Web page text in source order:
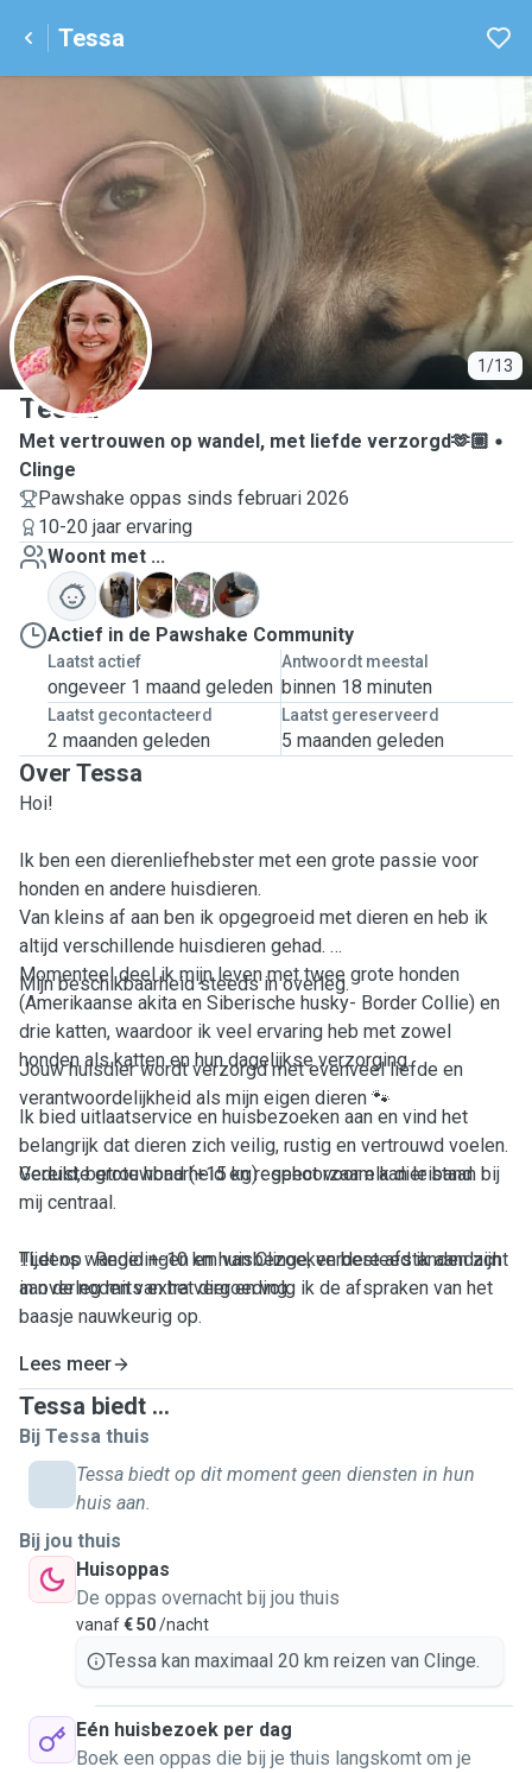
Tessa
1/13
T
Tessa
Met vertrouwen op wandel, met liefde verzorgd🫶🏼
Clinge
Pawshake oppas sinds februari 2026
10-20 jaar ervaring
Woont met ...
O
S Z
Z
Actief in de Pawshake Community
Laatst actief
ongeveer 1 maand geleden
Antwoordt meestal
binnen 18 minuten
Laatst gecontacteerd
2 maanden geleden
Laatst gereserveerd
5 maanden geleden
Over Tessa
Hoi!
Ik ben een dierenliefhebster met een grote passie voor
honden en andere huisdieren.
Van kleins af aan ben ik opgegroeid met dieren en heb ik
altijd verschillende huisdieren gehad.
Momenteel deel ik mijn leven met twee grote honden
(Amerikaanse akita en Siberische husky- Border Collie) en
drie katten, waardoor ik veel ervaring heb met zowel
honden als katten en hun dagelijkse verzorging.
Ik bied uitlaatservice en huisbezoeken aan en vind het
belangrijk dat dieren zich veilig, rustig en vertrouwd voelen.
Geduld, betrouwbaarheid en respect voor elk dier staan bij
mij centraal.
Tijdens wandelingen en huisbezoeken besteed ik aandacht
aan de noden van het dier en volg ik de afspraken van het
baasje nauwkeurig op.
Tijdens elke wandeling staat de veiligheid van jouw hond en
de omgeving voor mij centraal. Voor vertrek controleer ik
altijd de leiband, halsband of het harnas om zeker te zijn
dat alles correct en stevig vastzit. Ik wandel met een
rustige en consequente houding en pas het tempo aan aan
de hond.
Ik vermijd drukke wegen en onoverzichtelijke situaties waar
mogelijk en hou voldoende afstand tot andere honden en
verkeer.
Voor grote rassen ga ik enkel wandelen met honden die
zodat de wandelingen veilig, gecontroleerd en aangenaam
blijven.
Mijn beschikbaarheid steeds in overleg.
Jouw huisdier wordt verzorgd met evenveel liefde en
verantwoordelijkheid als mijn eigen dieren 🐾
Vereiste grote hond (+15 kg) : gehoorzaam aan leiband.
‼️Let op : Regio +-10 km van Clinge, verdere afstanden zijn
in overleg mits extra vergoeding.
Lees meer
Tessa biedt ...
Bij Tessa thuis
Tessa biedt op dit moment geen diensten in hun
huis aan.
Bij jou thuis
Huisoppas
De oppas overnacht bij jou thuis
vanaf€ 50/nacht
Tessa kan maximaal 20 km reizen van Clinge.
Eén huisbezoek per dag
Boek een oppas die bij je thuis langskomt om je